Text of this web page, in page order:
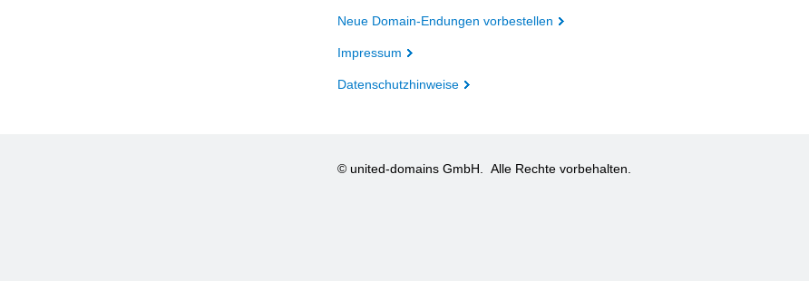
Neue Domain-Endungen vorbestellen
Impressum
Datenschutzhinweise
© united-domains GmbH. Alle Rechte vorbehalten.